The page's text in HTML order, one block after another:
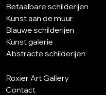
Betaalbare schilderijen
Kunst aan de muur
Blauwe schilderijen
Kunst galerie
Abstracte schilderijen
Roxier Art Gallery
Contact